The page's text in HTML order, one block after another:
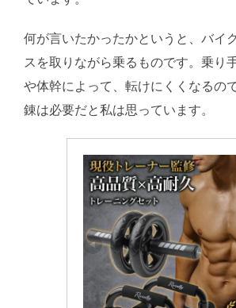
何が言いたかったかというと、バイ
スを取りながら乗るものです。乗り
や体幹によって、転けにくくなるの
錬は必要だと私は思っています。